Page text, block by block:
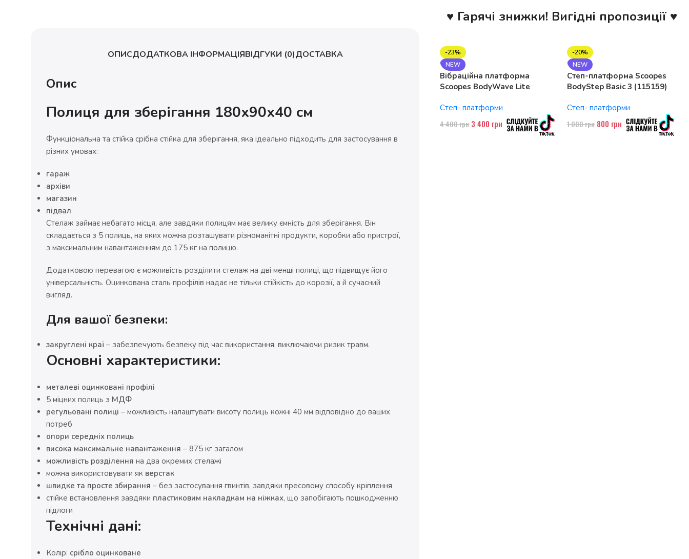
ОПИСДОДАТКОВА ІНФОРМАЦІЯВІДГУКИ (0)ДОСТАВКА
Опис
Полиця для зберігання 180х90х40 см
Функціональна та стійка срібна стійка для зберігання, яка ідеально підходить для застосування в
різних умовах:
гараж
архіви
магазин
підвал
Стелаж займає небагато місця, але завдяки полицям має велику ємність для зберігання. Він
складається з 5 полиць, на яких можна розташувати різноманітні продукти, коробки або пристрої,
з максимальним навантаженням до 175 кг на полицю.
Додатковою перевагою є можливість розділити стелаж на дві менші полиці, що підвищує його
універсальність. Оцинкована сталь профілів надає не тільки стійкість до корозії, а й сучасний
вигляд.
Для вашої безпеки:
закруглені краї – забезпечують безпеку під час використання, виключаючи ризик травм.
Основні характеристики:
металеві оцинковані профілі
5 міцних полиць з МДФ
регульовані полиці – можливість налаштувати висоту полиць кожні 40 мм відповідно до ваших
потреб
опори середніх полиць
висока максимальне навантаження – 875 кг загалом
можливість розділення на два окремих стелажі
можна використовувати як верстак
швидке та просте збирання – без застосування гвинтів, завдяки пресовому способу кріплення
стійке встановлення завдяки пластиковим накладкам на ніжках, що запобігають пошкодженню
підлоги
Технічні дані:
Колір: срібло оцинковане
♥ Гарячі знижки! Вигідні пропозиції ♥
-23%
NEW
Вібраційна платформа
Scoopes BodyWave Lite
Степ- платформи
4 400грн 3 400 грн
-20%
NEW
Степ-платформа Scoopes
BodyStep Basic 3 (115159)
рівні
Степ- платформи
1 000грн 800 грн